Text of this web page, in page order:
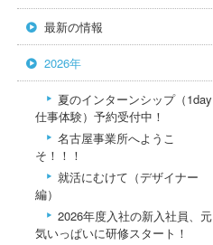
最新の情報
2026年
夏のインターンシップ（1day
仕事体験）予約受付中！
名古屋事業所へようこ
そ！！！
就活にむけて（デザイナー
編）
2026年度入社の新入社員、元
気いっぱいに研修スタート！